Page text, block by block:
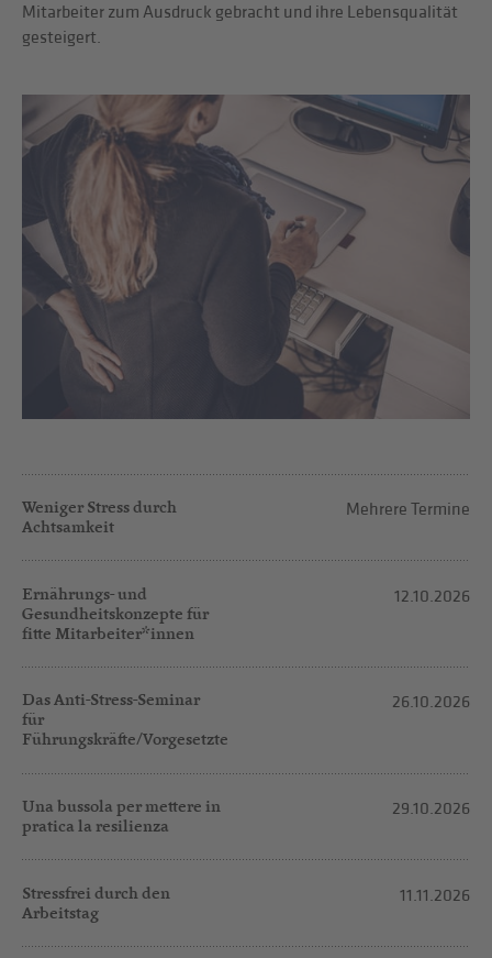
Mitarbeiter zum Ausdruck gebracht und ihre Lebensqualität
gesteigert.
Weniger Stress durch
Achtsamkeit
Mehrere Termine
Ernährungs- und
Gesundheitskonzepte für
fitte Mitarbeiter*innen
12.10.2026
Das Anti-Stress-Seminar
für
Führungskräfte/Vorgesetzte
26.10.2026
Una bussola per mettere in
pratica la resilienza
29.10.2026
Stressfrei durch den
Arbeitstag
11.11.2026